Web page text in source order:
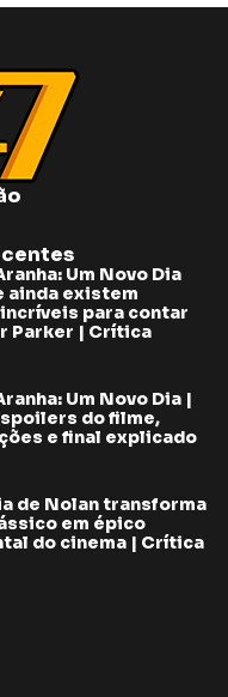
Um Novo Dia
ainda existem
para contar
Parker | Crítica
Um Novo Dia |
do filme,
e final explicado
de Nolan transforma
em épico
do cinema | Crítica